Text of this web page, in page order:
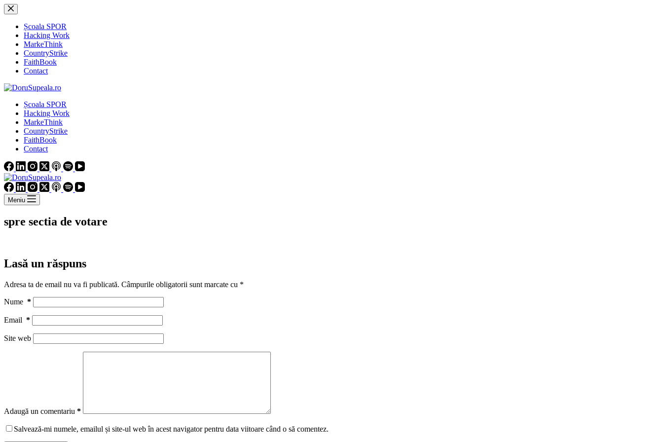
Sari
la
conținutȘcoala SPOR
Hacking Work
MarkeThink
CountryStrike
FaithBook
Contact
Școala SPOR
Hacking Work
MarkeThink
CountryStrike
FaithBook
Contact
Meniu
spre sectia de votare
Lasă un răspuns
Adresa ta de email nu va fi publicată. Câmpurile obligatorii sunt marcate cu *
Nume *
Email *
Site web
Adaugă un comentariu *
Salvează-mi numele, emailul și site-ul web în acest navigator pentru data viitoare când o să comentez.